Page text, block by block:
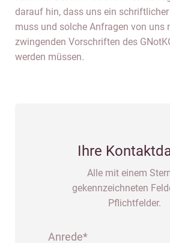
darauf hin, dass uns ein
muss und solche Anfragen von uns
zwingenden Vorschriften des
werden müssen.
Ihre
Alle mit einem
gekennzeichneten
Pflichtfelder.
Anrede*